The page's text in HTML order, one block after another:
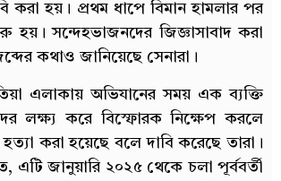
করা হয়। প্রথম ধাপে বিমান হামলার পর
হয়। সন্দেহভাজনদের জিজ্ঞাসাবাদ করা
কথাও জানিয়েছে সেনারা।
এলাকায় অভিযানের সময় এক ব্যক্তি
লক্ষ্য করে বিস্ফোরক নিক্ষেপ করলে
করা হয়েছে বলে দাবি করেছে তারা।
এটি জানুয়ারি ২০২৫ থেকে চলা পূর্ববর্তী